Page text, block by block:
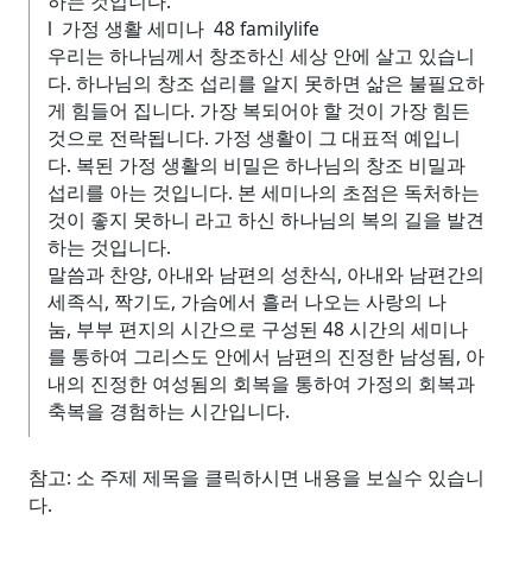
l 가정 생활 세미나 48 familylife
우리는 하나님께서 창조하신 세상 안에 살고 있습니
다. 하나님의 창조 섭리를 알지 못하면 삶은 불필요하
게 힘들어 집니다. 가장 복되어야 할 것이 가장 힘든
것으로 전락됩니다. 가정 생활이 그 대표적 예입니
다. 복된 가정 생활의 비밀은 하나님의 창조 비밀과
섭리를 아는 것입니다. 본 세미나의 초점은 독처하는
것이 좋지 못하니 라고 하신 하나님의 복의 길을 발견
하는 것입니다.
말씀과 찬양, 아내와 남편의 성찬식, 아내와 남편간의
세족식, 짝기도, 가슴에서 흘러 나오는 사랑의 나
눔, 부부 편지의 시간으로 구성된 48 시간의 세미나
를 통하여 그리스도 안에서 남편의 진정한 남성됨, 아
내의 진정한 여성됨의 회복을 통하여 가정의 회복과
축복을 경험하는 시간입니다.
참고: 소 주제 제목을 클릭하시면 내용을 보실수 있습니
다.